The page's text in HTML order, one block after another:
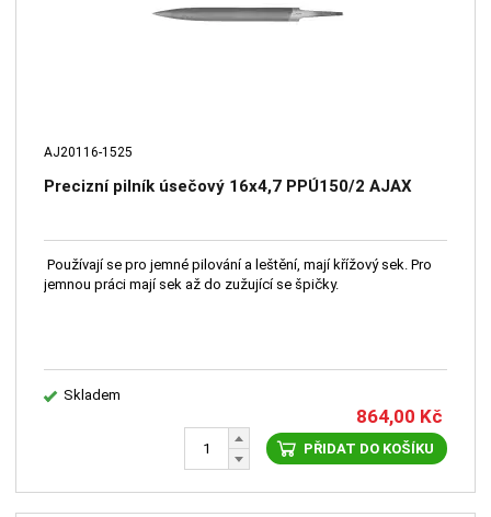
AJ20116-1525
Precizní pilník úsečový 16x4,7 PPÚ150/2 AJAX
Používají se pro jemné pilování a leštění, mají křížový sek. Pro
jemnou práci mají sek až do zužující se špičky.
Skladem
864,00 Kč
PŘIDAT DO KOŠÍKU